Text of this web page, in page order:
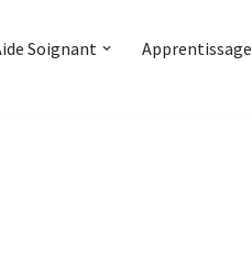
Soignant Apprentissage